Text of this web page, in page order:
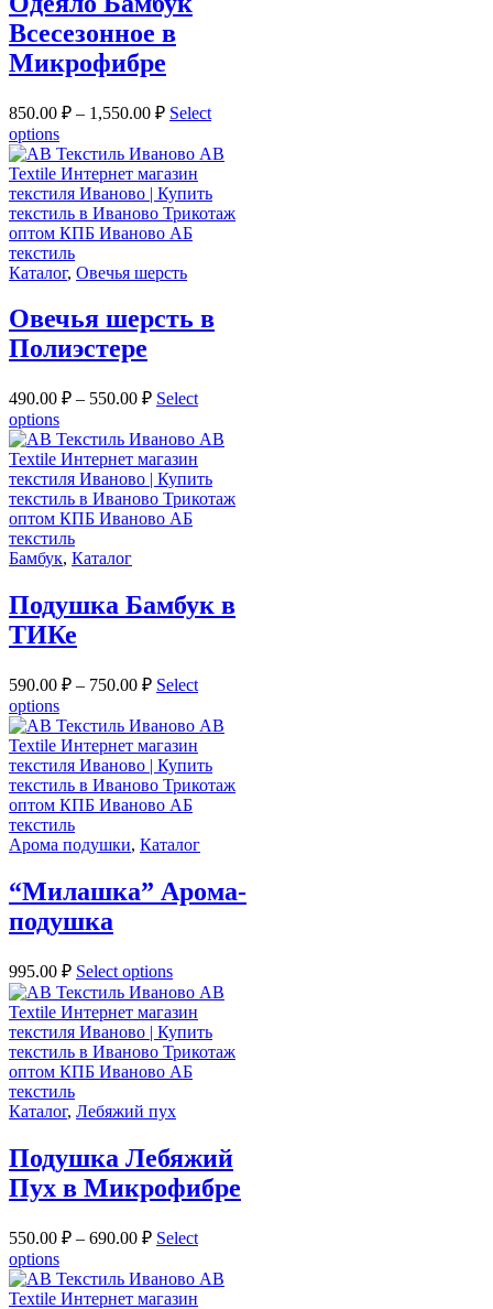
Всесезонное в
Микрофибре
850.00 ₽ – 1,550.00 ₽ Select
options
Каталог, Овечья шерсть
Овечья шерсть в
Полиэстере
490.00 ₽ – 550.00 ₽ Select
options
Бамбук, Каталог
Подушка Бамбук в
ТИКе
590.00 ₽ – 750.00 ₽ Select
options
Арома подушки, Каталог
“Милашка” Арома-
подушка
995.00 ₽ Select options
Каталог, Лебяжий пух
Подушка Лебяжий
Пух в Микрофибре
550.00 ₽ – 690.00 ₽ Select
options